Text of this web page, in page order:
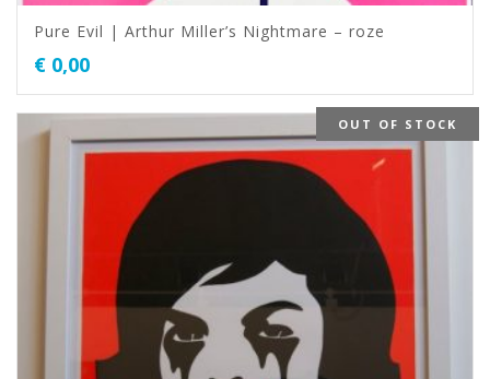
Pure Evil | Arthur Miller’s Nightmare – roze
€ 0,00
OUT OF STOCK